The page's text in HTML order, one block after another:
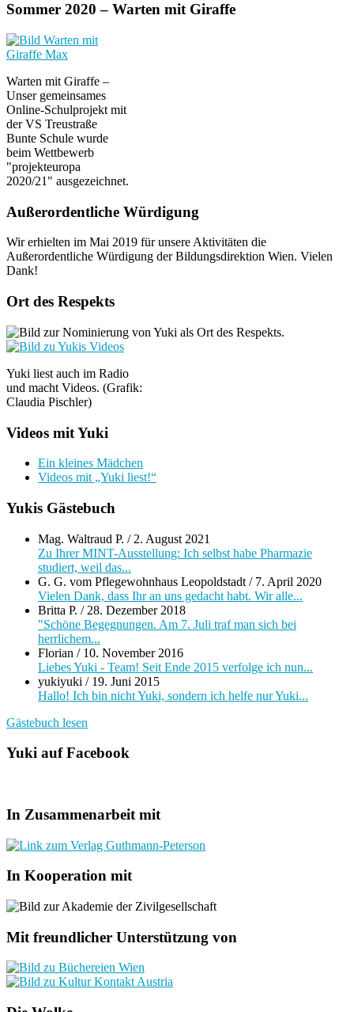
Sommer 2020 – Warten mit Giraffe
Warten mit Giraffe –
Unser gemeinsames
Online-Schulprojekt mit
der VS Treustraße
Bunte Schule wurde
beim Wettbewerb
"projekteuropa
2020/21" ausgezeichnet.
Außerordentliche Würdigung
Wir erhielten im Mai 2019 für unsere Aktivitäten die
Außerordentliche Würdigung der Bildungsdirektion Wien. Vielen
Dank!
Ort des Respekts
Yuki liest auch im Radio
und macht Videos. (Grafik:
Claudia Pischler)
Videos mit Yuki
Ein kleines Mädchen
Videos mit „Yuki liest!“
Yukis Gästebuch
Mag. Waltraud P. / 2. August 2021
Zu Ihrer MINT-Ausstellung: Ich selbst habe Pharmazie
studiert, weil das...
G. G. vom Pflegewohnhaus Leopoldstadt / 7. April 2020
Vielen Dank, dass Ihr an uns gedacht habt. Wir alle...
Britta P. / 28. Dezember 2018
"Schöne Begegnungen. Am 7. Juli traf man sich bei
herrlichem...
Florian / 10. November 2016
Liebes Yuki - Team! Seit Ende 2015 verfolge ich nun...
yukiyuki / 19. Juni 2015
Hallo! Ich bin nicht Yuki, sondern ich helfe nur Yuki...
Gästebuch lesen
Yuki auf Facebook
In Zusammenarbeit mit
In Kooperation mit
Mit freundlicher Unterstützung von